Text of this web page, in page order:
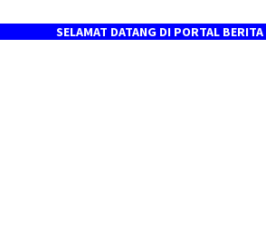
SELAMAT DATANG DI PORTAL BERITA MEDIA